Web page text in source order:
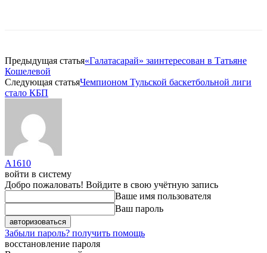
Предыдущая статья«Галатасарай» заинтересован в Татьяне
Кошелевой
Следующая статьяЧемпионом Тульской баскетбольной лиги
стало КБП
A1610
войти в систему
Добро пожаловать! Войдите в свою учётную запись
Ваше имя пользователя
Ваш пароль
Забыли пароль? получить помощь
восстановление пароля